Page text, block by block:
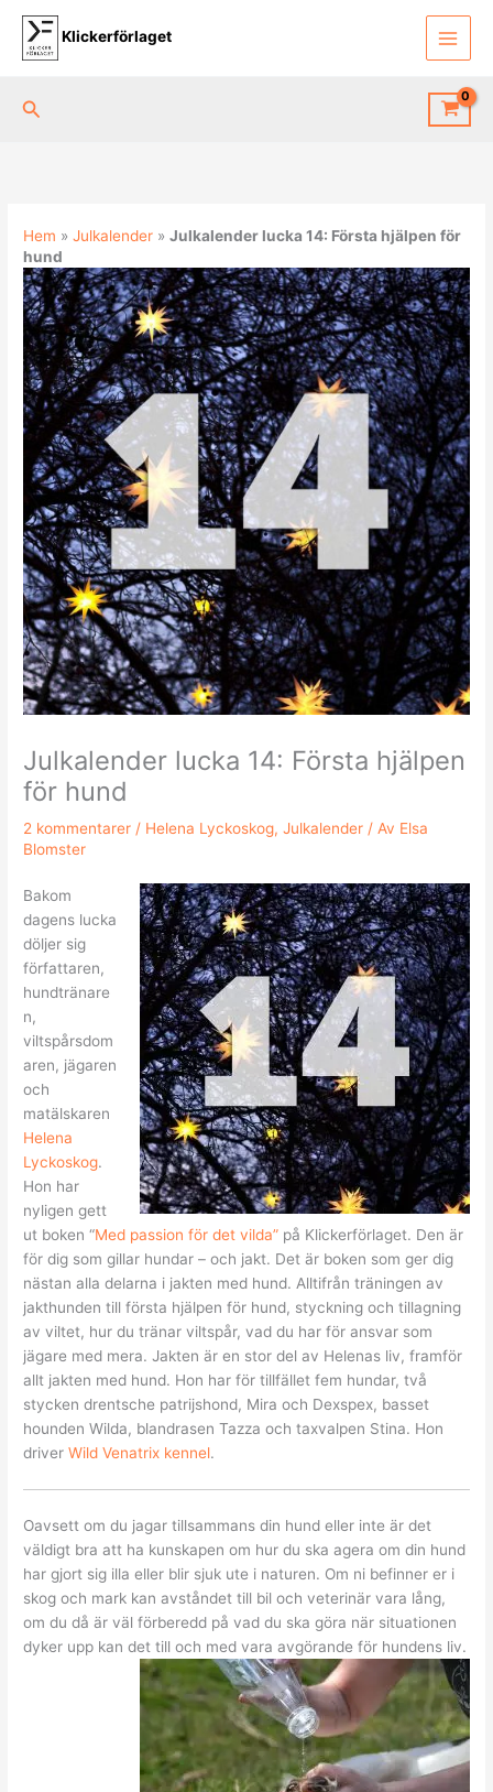
innehåll
Klickerförlaget
Sök
Hem »Julkalender »Julkalender lucka 14: Första hjälpen för
hund
Julkalender lucka 14: Första hjälpen
för hund
2 kommentarer / Helena Lyckoskog,Julkalender / Av Elsa
Blomster
Bakom
dagens lucka
döljer sig
författaren,
hundtränare
n,
viltspårsdom
aren, jägaren
och
matälskaren
Helena
Lyckoskog.
Hon har
nyligen gett
ut boken “Med passion för det vilda” på Klickerförlaget. Den är
för dig som gillar hundar – och jakt. Det är boken som ger dig
nästan alla delarna i jakten med hund. Alltifrån träningen av
jakthunden till första hjälpen för hund, styckning och tillagning
av viltet, hur du tränar viltspår, vad du har för ansvar som
jägare med mera. Jakten är en stor del av Helenas liv, framför
allt jakten med hund. Hon har för tillfället fem hundar, två
stycken drentsche patrijshond, Mira och Dexspex, basset
hounden Wilda, blandrasen Tazza och taxvalpen Stina. Hon
driverWild Venatrix kennel.
Oavsett om du jagar tillsammans din hund eller inte är det
väldigt bra att ha kunskapen om hur du ska agera om din hund
har gjort sig illa eller blir sjuk ute i naturen. Om ni befinner er i
skog och mark kan avståndet till bil och veterinär vara lång,
om du då är väl förberedd på vad du ska göra när situationen
dyker upp kan det till och med vara avgörande för hundens liv.